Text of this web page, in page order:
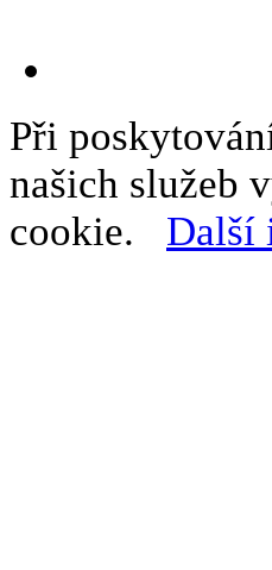
Při
našich služeb
cookie. Další